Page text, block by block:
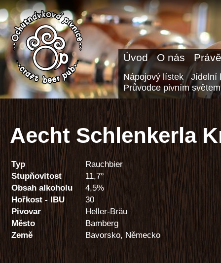
Úvod O nás
Nápojový lístek
Jídelní
Průvodce pivním světem
Aecht Schlenkerla
Typ
Rauchbier
Stupňovitost
11,7°
Obsah alkoholu
4,5%
Hořkost - IBU
30
Pivovar
Heller-Bräu
Město
Bamberg
Země
Bavorsko, Německo